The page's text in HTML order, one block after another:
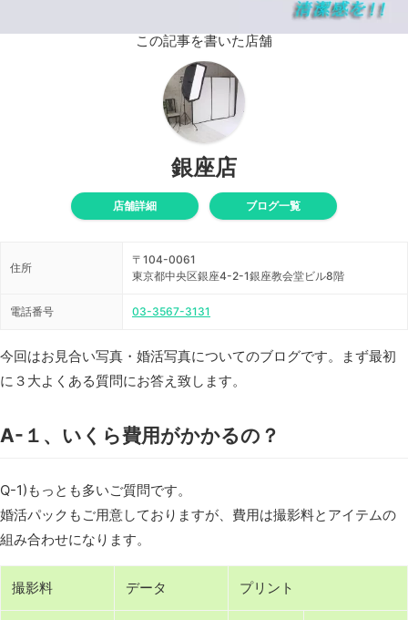
この記事を書いた店舗
銀座店
店舗詳細 ブログ一覧
住所
〒104-0061
東京都中央区銀座4-2-1銀座教会堂ビル8階
電話番号 03-3567-3131
今回はお見合い写真・婚活写真についてのブログです。まず最初
に３大よくある質問にお答え致します。
A-１、いくら費用がかかるの？
Q-1)もっとも多いご質問です。
婚活パックもご用意しておりますが、費用は撮影料とアイテムの
組み合わせになります。
撮影料 データ プリント